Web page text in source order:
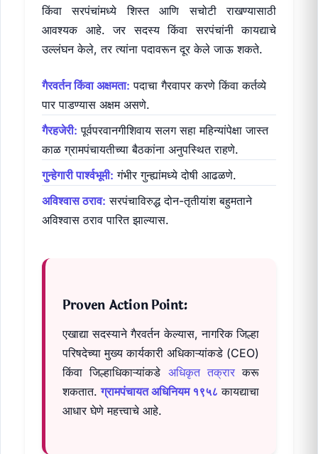
किंवा सरपंचांमध्ये शिस्त आणि सचोटी राखण्यासाठी
आवश्यक आहे. जर सदस्य किंवा सरपंचांनी कायद्याचे
उल्लंघन केले, तर त्यांना पदावरून दूर केले जाऊ शकते.
गैरवर्तन किंवा अक्षमता: पदाचा गैरवापर करणे किंवा कर्तव्ये
पार पाडण्यास अक्षम असणे.
गैरहजेरी: पूर्वपरवानगीशिवाय सलग सहा महिन्यांपेक्षा जास्त
काळ ग्रामपंचायतीच्या बैठकांना अनुपस्थित राहणे.
गुन्हेगारी पार्श्वभूमी: गंभीर गुन्ह्यांमध्ये दोषी आढळणे.
अविश्वास ठराव: सरपंचाविरुद्ध दोन-तृतीयांश बहुमताने
अविश्वास ठराव पारित झाल्यास.
Proven Action Point:
एखाद्या सदस्याने गैरवर्तन केल्यास, नागरिक जिल्हा
परिषदेच्या मुख्य कार्यकारी अधिकाऱ्यांकडे (CEO)
किंवा जिल्हाधिकाऱ्यांकडे अधिकृत तक्रारकरू
शकतात.ग्रामपंचायत अधिनियम १९५८ कायद्याचा
आधार घेणे महत्त्वाचे आहे.